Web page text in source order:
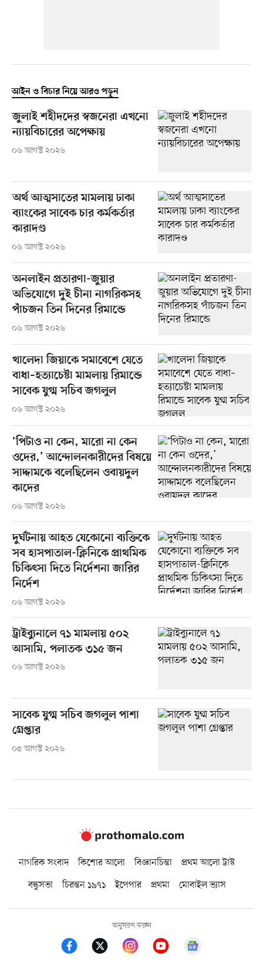
আইন ও বিচার নিয়ে আরও পড়ুন
জুলাই শহীদদের স্বজনেরা এখনো
ন্যায়বিচারের অপেক্ষায়
০৬ আগস্ট ২০২৬
অর্থ আত্মসাতের মামলায় ঢাকা
ব্যাংকের সাবেক চার কর্মকর্তার
কারাদণ্ড
০৬ আগস্ট ২০২৬
অনলাইন প্রতারণা-জুয়ার
অভিযোগে দুই চীনা নাগরিকসহ
পাঁচজন তিন দিনের রিমান্ডে
০৬ আগস্ট ২০২৬
খালেদা জিয়াকে সমাবেশে যেতে
বাধা–হত্যাচেষ্টা মামলায় রিমান্ডে
সাবেক যুগ্ম সচিব জগলুল
০৬ আগস্ট ২০২৬
‘পিটাও না কেন, মারো না কেন
ওদের,’ আন্দোলনকারীদের বিষয়ে
সাদ্দামকে বলেছিলেন ওবায়দুল
কাদের
০৬ আগস্ট ২০২৬
দুর্ঘটনায় আহত যেকোনো ব্যক্তিকে
সব হাসপাতাল-ক্লিনিকে প্রাথমিক
চিকিৎসা দিতে নির্দেশনা জারির
নির্দেশ
০৬ আগস্ট ২০২৬
ট্রাইব্যুনালে ৭১ মামলায় ৫০২
আসামি, পলাতক ৩১৫ জন
০৬ আগস্ট ২০২৬
সাবেক যুগ্ম সচিব জগলুল পাশা
গ্রেপ্তার
০৫ আগস্ট ২০২৬
নাগরিক সংবাদ কিশোর আলো বিজ্ঞানচিন্তা
প্রথম আলো ট্রাস্ট
বন্ধুসভা
চিরন্তন ১৯৭১ ইপেপার প্রথমা মোবাইল ভ্যাস
অনুসরণ করুন